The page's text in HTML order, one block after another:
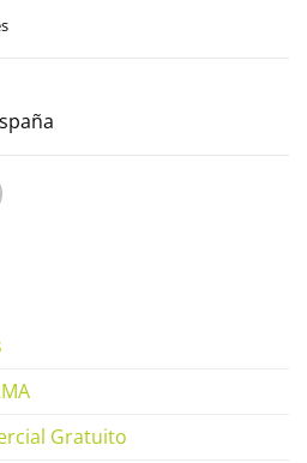
Gratuito